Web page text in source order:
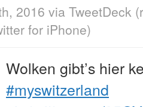
2016 via TweetDeck
for iPhone)
Wolken gibt’s hier
#myswitzerland